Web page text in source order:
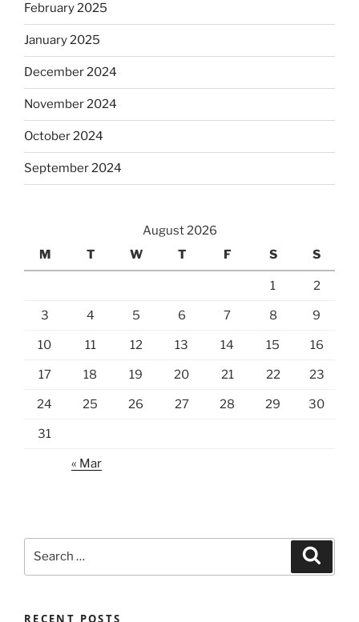
February 2025
January 2025
December 2024
November 2024
October 2024
September 2024
August 2026
M
T W T F S S
1 2
3 4 5 6 7 8 9
10 11 12 13 14 15 16
17 18 19 20 21 22 23
24 25 26 27 28 29 30
31
« Mar
RECENT POSTS